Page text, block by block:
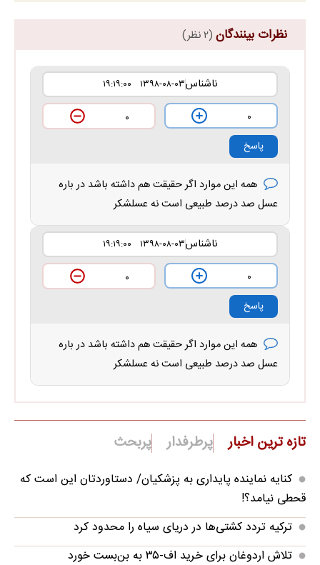
نظرات بینندگان (۲ نظر)
ناشناس۱۳۹۸-۰۸-۰۳ ۱۹:۱۹:۰۰
۰
۰
پاسخ
همه این موارد اگر حقیقت هم داشته باشد در باره
عسل صد درصد طبیعی است نه عسلشکر
ناشناس۱۳۹۸-۰۸-۰۳ ۱۹:۱۹:۰۰
۰
۰
پاسخ
همه این موارد اگر حقیقت هم داشته باشد در باره
عسل صد درصد طبیعی است نه عسلشکر
تازه ترین اخبار پرطرفدار پربحث
کنایه نماینده پایداری به پزشکیان/ دستاوردتان این است که
قحطی نیامد؟!
ترکیه تردد کشتی‌ها در دریای سیاه را محدود کرد
تلاش اردوغان برای خرید اف-۳۵ به بن‌بست خورد